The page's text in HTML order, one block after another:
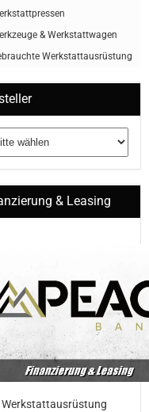
& Werkstattwagen
Werkstattausrüstung
& Leasing
Werkstattausrüstung